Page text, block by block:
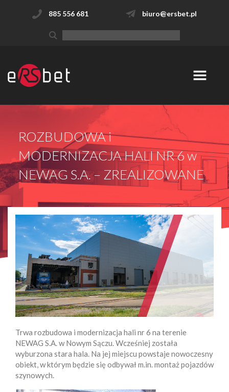
885 556 681 biuro@ersbet.pl
ROZBUDOWA i
MODERNIZACJA HALI NR 6 w
NEWAG S.A. – ZREALIZOWANE
Trwa rozbudowa i modernizacja hali nr 6 na terenie
NEWAG S.A. w Nowym Sączu. Wcześniej została
wyburzona stara hala. Na jej miejscu powstaje nowoczesny
obiekt, w którym będzie się odbywał m.in. montaż pojazdów
szynowych.